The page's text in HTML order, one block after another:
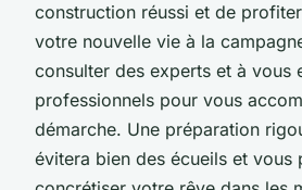
construction réussi et de
votre nouvelle vie à la
consulter des experts et à vous
professionnels pour vous
démarche. Une préparation
évitera bien des écueils et vous